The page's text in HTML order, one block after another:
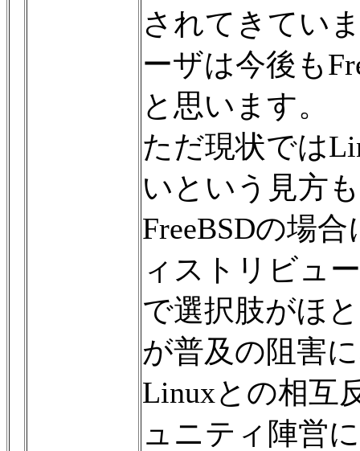
されてきてい
ーザは今後も
と思います。
ただ現状では
いという見方
FreeBSDの場
ィストリビュ
で選択肢がほ
が普及の阻害
Linuxとの相互
ュニティ陣営